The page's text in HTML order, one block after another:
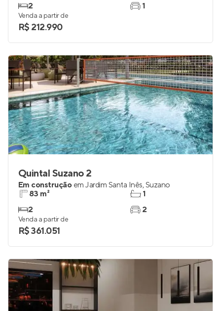
2
1
Venda a partir de
R$ 212.990
Quintal Suzano 2
Em construção em Jardim Santa Inês,Suzano
83 m²
2
1
2
Venda a partir de
R$ 361.051